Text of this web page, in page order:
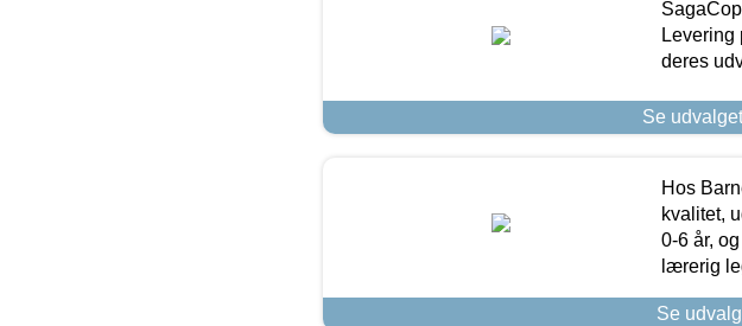
Levering
deres
Se
Hos
kvalitet,
0-6 år,
lærerig
Se